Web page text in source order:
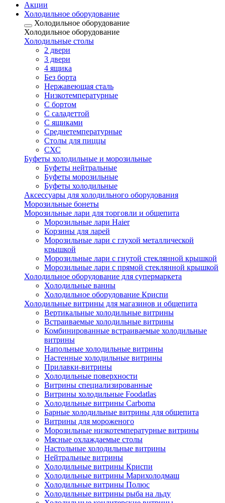
Акции
Холодильное оборудование
Холодильное оборудование
Холодильное оборудование
Холодильные столы
2 двери
3 двери
4 ящика
Без борта
Нержавеющая сталь
Низкотемпературные
С бортом
С саладеттой
С ящиками
Среднетемпературные
Столы для пиццы
СХС
Буфеты холодильные и морозильные
Буфеты нейтральные
Буфеты морозильные
Буфеты холодильные
Аксессуары для холодильного оборудования
Морозильные бонеты
Морозильные лари для торговли и общепита
Морозильные лари Haier
Корзины для ларей
Морозильные лари с глухой металлической
крышкой
Морозильные лари с гнутой стеклянной крышкой
Морозильные лари с прямой стеклянной крышкой
Холодильное оборудование для супермаркета
Холодильные ванны
Холодильное оборудование Криспи
Холодильные витрины для магазинов и общепита
Вертикальные холодильные витрины
Встраиваемые холодильные витрины
Комбинированные встраиваемые холодильные
витрины
Напольные холодильные витрины
Настенные холодильные витрины
Прилавки-витрины
Холодильные поверхности
Витрины специализированные
Витрины холодильные Foodatlas
Холодильные витрины Carboma
Барные холодильные витрины для общепита
Витрины для мороженого
Морозильные низкотемпературные витрины
Мясные охлаждаемые столы
Настольные холодильные витрины
Нейтральные витрины
Холодильные витрины Криспи
Холодильные витрины Марихолодмаш
Холодильные витрины Полюс
Холодильные витрины рыба на льду